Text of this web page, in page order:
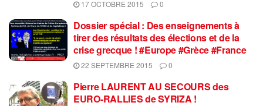
17 OCTOBRE 2015 0
Dossier spécial : Des enseignements à
tirer des résultats des élections et de la
crise grecque ! #Europe #Grèce #France
22 SEPTEMBRE 2015 0
Pierre LAURENT AU SECOURS des
EURO-RALLIES de SYRIZA !